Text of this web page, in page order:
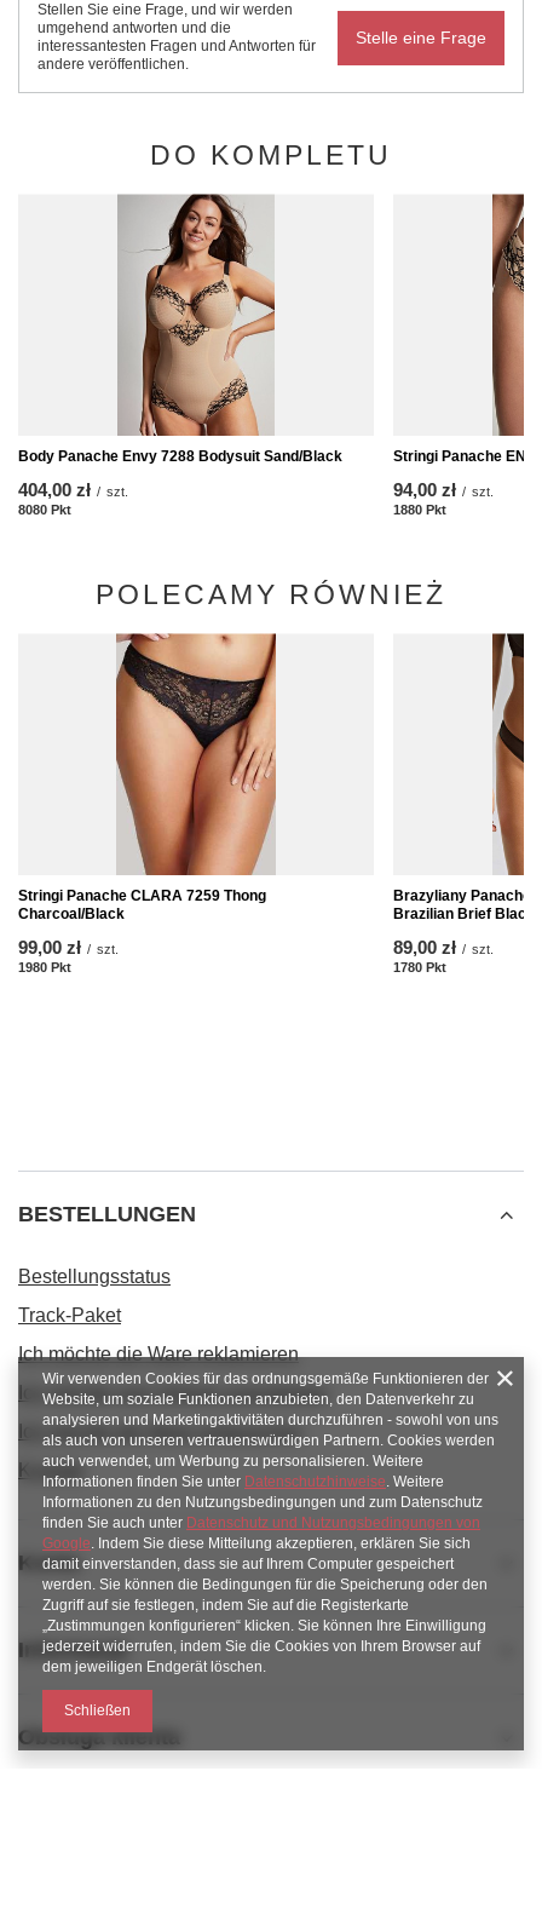
Stellen Sie eine Frage, und wir werden
umgehend antworten und die
interessantesten Fragen und Antworten für
andere veröffentlichen.
Stelle eine Frage
DO KOMPLETU
Body Panache Envy 7288 Bodysuit Sand/Black
404,00 zł / szt.
8080 Pkt
Stringi Panache
94,00 zł / szt.
1880 Pkt
POLECAMY RÓWNIEŻ
Stringi Panache CLARA 7259 Thong
Charcoal/Black
99,00 zł / szt.
1980 Pkt
Brazyliany Panache
Brazilian Brief Black
89,00 zł / szt.
1780 Pkt
BESTELLUNGEN
Bestellungsstatus
Track-Paket
Ich möchte die Ware reklamieren
Ich möchte vom Vertrag zurücktreten
Ich möchte die Ware umtauschen
Kontakt
Konto
Informacje
Obsługa klienta
Wir verwenden Cookies für das ordnungsgemäße Funktionieren der
Website, um soziale Funktionen anzubieten, den Datenverkehr zu
analysieren und Marketingaktivitäten durchzuführen - sowohl von uns
als auch von unseren vertrauenswürdigen Partnern. Cookies werden
auch verwendet, um Werbung zu personalisieren. Weitere
Informationen finden Sie unter Datenschutzhinweise. Weitere
Informationen zu den Nutzungsbedingungen und zum Datenschutz
finden Sie auch unter Datenschutz und Nutzungsbedingungen von
Google. Indem Sie diese Mitteilung akzeptieren, erklären Sie sich
damit einverstanden, dass sie auf Ihrem Computer gespeichert
werden. Sie können die Bedingungen für die Speicherung oder den
Zugriff auf sie festlegen, indem Sie auf die Registerkarte
„Zustimmungen konfigurieren“ klicken. Sie können Ihre Einwilligung
jederzeit widerrufen, indem Sie die Cookies von Ihrem Browser auf
dem jeweiligen Endgerät löschen.
Schließen